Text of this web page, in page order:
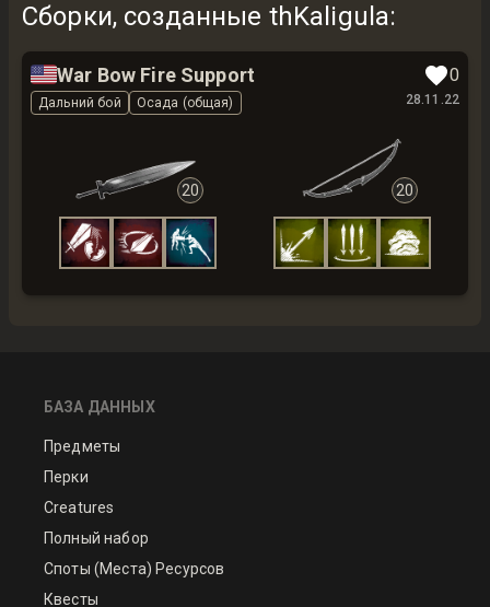
Сборки, созданные thKaligula:
🇺🇸War Bow Fire Support 0
Дальний бой Осада (общая) 28.11.22
20 20
БАЗА ДАННЫХ
Предметы
Перки
Creatures
Полный набор
Споты (Места) Ресурсов
Квесты